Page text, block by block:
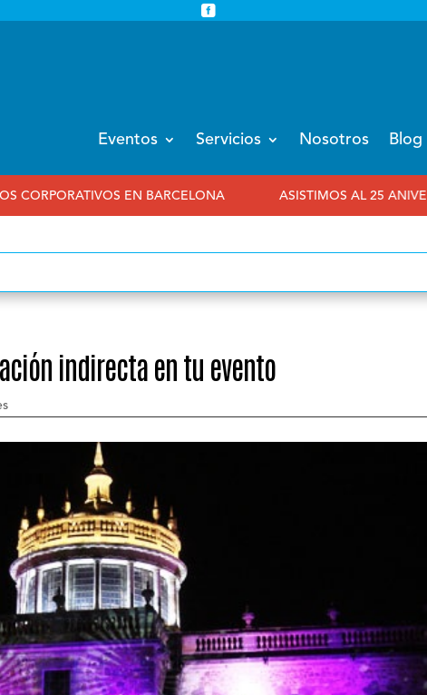

Eventos Servicios Nosotros Blog
EN BARCELONA ASISTIMOS AL 25 ANIVERSARIO DE EIBTM
indirecta en tu evento